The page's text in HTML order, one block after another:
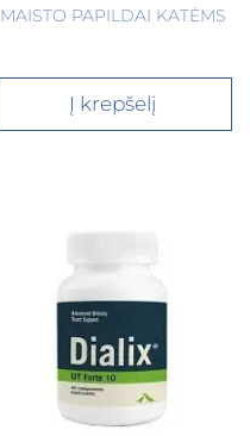
MAISTO PAPILDAI KATĖMS
Į krepšelį